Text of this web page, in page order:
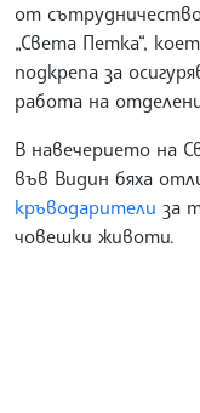
от
„Света Петка“,
подкрепа за
работа на
В навечерието на
във Видин бяха
кръводарители за
човешки животи.